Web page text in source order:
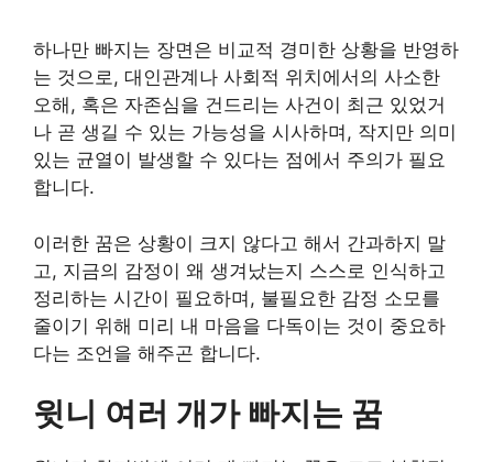
하나만 빠지는 장면은 비교적 경미한 상황을 반영하
는 것으로, 대인관계나 사회적 위치에서의 사소한
오해, 혹은 자존심을 건드리는 사건이 최근 있었거
나 곧 생길 수 있는 가능성을 시사하며, 작지만 의미
있는 균열이 발생할 수 있다는 점에서 주의가 필요
합니다.
이러한 꿈은 상황이 크지 않다고 해서 간과하지 말
고, 지금의 감정이 왜 생겨났는지 스스로 인식하고
정리하는 시간이 필요하며, 불필요한 감정 소모를
줄이기 위해 미리 내 마음을 다독이는 것이 중요하
다는 조언을 해주곤 합니다.
윗니 여러 개가 빠지는 꿈